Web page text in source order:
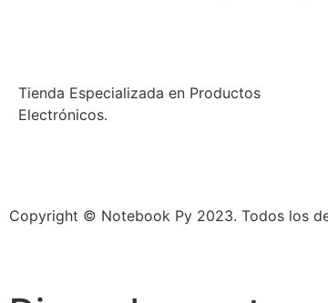
Tienda Especializada en Productos
Electrónicos.
Copyright © Notebook Py 2023. Todos los